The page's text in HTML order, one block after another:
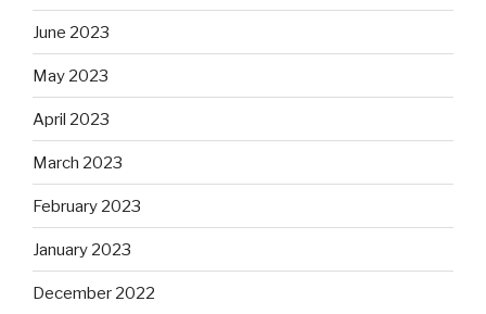
June 2023
May 2023
April 2023
March 2023
February 2023
January 2023
December 2022